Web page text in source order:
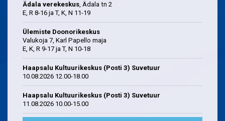
Ädala verekeskus, Ädala tn 2
E, R 8-16 ja T, K, N 11-19
Ülemiste Doonorikeskus
Valukoja 7, Karl Papello maja
E, K, R 9-17 ja T, N 10-18
Haapsalu Kultuurikeskus (Posti 3) Suvetuur
10.08.2026 12.00-18.00
Haapsalu Kultuurikeskus (Posti 3) Suvetuur
11.08.2026 10.00-15.00